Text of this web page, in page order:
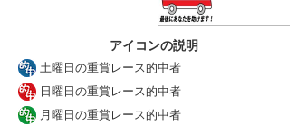
アイコンの説明
土曜日の重賞レース的中者
日曜日の重賞レース的中者
月曜日の重賞レース的中者